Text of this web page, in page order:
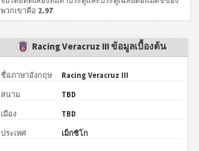
พวกเขาคือ 2.97.
Racing Veracruz III ข้อมูลเบื้องต้น
ชื่อภาษาอังกฤษ Racing Veracruz III
สนาม TBD
เมือง TBD
ประเทศ เม็กซิโก